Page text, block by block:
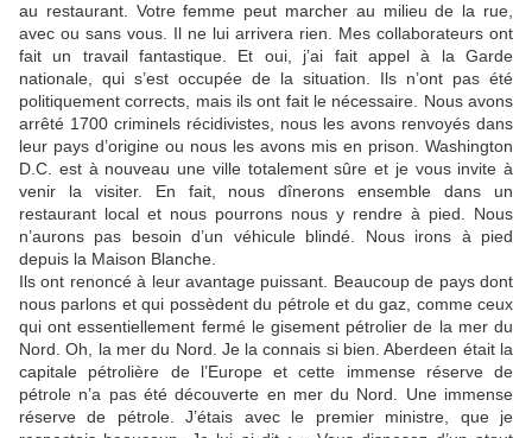
au restaurant. Votre femme peut marcher au milieu de la rue,
avec ou sans vous. Il ne lui arrivera rien. Mes collaborateurs ont
fait un travail fantastique. Et oui, j’ai fait appel à la Garde
nationale, qui s’est occupée de la situation. Ils n’ont pas été
politiquement corrects, mais ils ont fait le nécessaire. Nous avons
arrêté 1700 criminels récidivistes, nous les avons renvoyés dans
leur pays d’origine ou nous les avons mis en prison. Washington
D.C. est à nouveau une ville totalement sûre et je vous invite à
venir la visiter. En fait, nous dînerons ensemble dans un
restaurant local et nous pourrons nous y rendre à pied. Nous
n’aurons pas besoin d’un véhicule blindé. Nous irons à pied
depuis la Maison Blanche.
Ils ont renoncé à leur avantage puissant. Beaucoup de pays dont
nous parlons et qui possèdent du pétrole et du gaz, comme ceux
qui ont essentiellement fermé le gisement pétrolier de la mer du
Nord. Oh, la mer du Nord. Je la connais si bien. Aberdeen était la
capitale pétrolière de l’Europe et cette immense réserve de
pétrole n’a pas été découverte en mer du Nord. Une immense
réserve de pétrole. J’étais avec le premier ministre, que je